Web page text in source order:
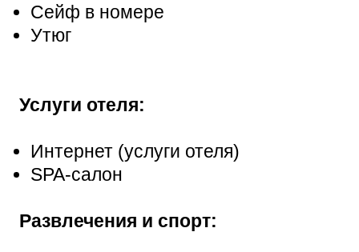
Сейф в номере
Утюг
Услуги отеля:
Интернет (услуги отеля)
SPA-салон
Развлечения и спорт: